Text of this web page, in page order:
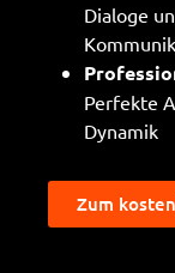
Dialoge
Perfekte
Dynamik
Zum